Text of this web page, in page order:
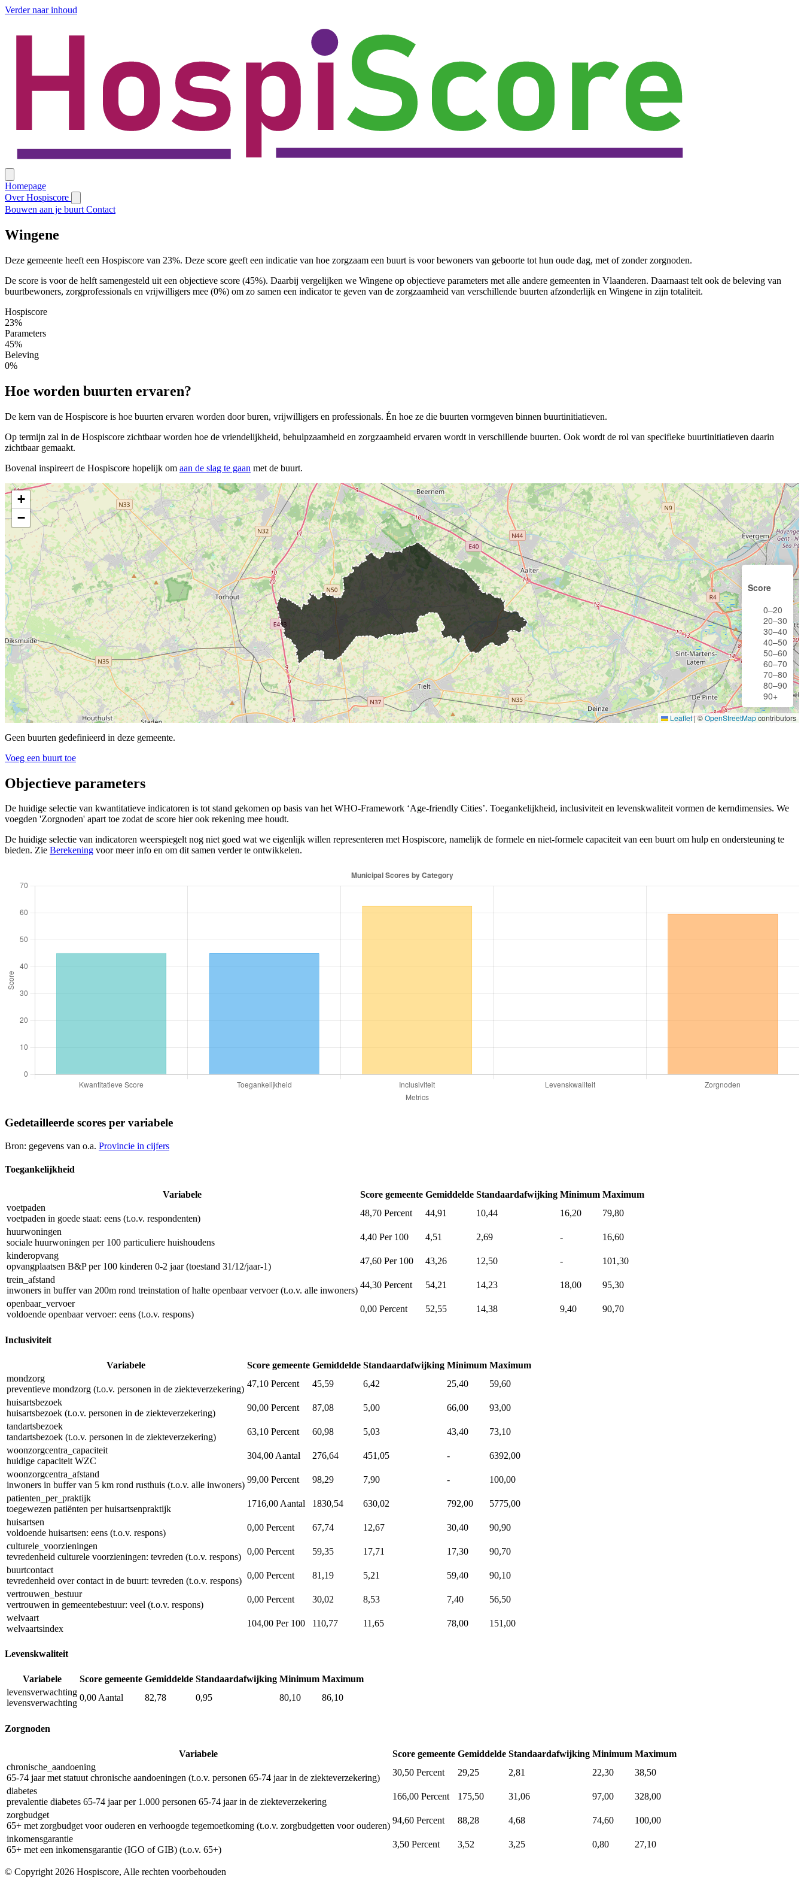
Verder naar inhoud
Homepage
Over Hospiscore
Bouwen aan je buurt Contact
Wingene
Deze gemeente heeft een Hospiscore van 23%. Deze score geeft een indicatie van hoe zorgzaam een buurt is voor bewoners van geboorte tot hun oude dag, met of zonder zorgnoden.
De score is voor de helft samengesteld uit een objectieve score (45%). Daarbij vergelijken we Wingene op objectieve parameters met alle andere gemeenten in Vlaanderen. Daarnaast telt ook de beleving van
buurtbewoners, zorgprofessionals en vrijwilligers mee (0%) om zo samen een indicator te geven van de zorgzaamheid van verschillende buurten afzonderlijk en Wingene in zijn totaliteit.
Hospiscore
23%
Parameters
45%
Beleving
0%
Hoe worden buurten ervaren?
De kern van de Hospiscore is hoe buurten ervaren worden door buren, vrijwilligers en professionals. Én hoe ze die buurten vormgeven binnen buurtinitiatieven.
Op termijn zal in de Hospiscore zichtbaar worden hoe de vriendelijkheid, behulpzaamheid en zorgzaamheid ervaren wordt in verschillende buurten. Ook wordt de rol van specifieke buurtinitiatieven daarin
zichtbaar gemaakt.
Bovenal inspireert de Hospiscore hopelijk om aan de slag te gaan met de buurt.
+
−
Score
0–20
20–30
30–40
40–50
50–60
60–70
70–80
80–90
90+
Leaflet|©OpenStreetMapcontributors
Geen buurten gedefinieerd in deze gemeente.
Voeg een buurt toe
Objectieve parameters
De huidige selectie van kwantitatieve indicatoren is tot stand gekomen op basis van het WHO-Framework ‘Age-friendly Cities’. Toegankelijkheid, inclusiviteit en levenskwaliteit vormen de kerndimensies. We
voegden 'Zorgnoden' apart toe zodat de score hier ook rekening mee houdt.
De huidige selectie van indicatoren weerspiegelt nog niet goed wat we eigenlijk willen representeren met Hospiscore, namelijk de formele en niet-formele capaciteit van een buurt om hulp en ondersteuning te
bieden. Zie Berekening voor meer info en om dit samen verder te ontwikkelen.
Gedetailleerde scores per variabele
Bron: gegevens van o.a. Provincie in cijfers
Toegankelijkheid
Variabele Score gemeente Gemiddelde Standaardafwijking Minimum Maximum
voetpaden
voetpaden in goede staat: eens (t.o.v. respondenten)
48,70 Percent 44,91 10,44 16,20
79,80
huurwoningen
sociale huurwoningen per 100 particuliere huishoudens
4,40 Per 100 4,51 2,69 -
16,60
kinderopvang
opvangplaatsen B&P per 100 kinderen 0-2 jaar (toestand 31/12/jaar-1)
47,60 Per 100 43,26 12,50 -
101,30
trein_afstand
inwoners in buffer van 200m rond treinstation of halte openbaar vervoer (t.o.v. alle inwoners)
44,30 Percent 54,21 14,23 18,00
95,30
openbaar_vervoer
voldoende openbaar vervoer: eens (t.o.v. respons)
0,00 Percent 52,55 14,38 9,40 90,70
Inclusiviteit
Variabele Score gemeente Gemiddelde Standaardafwijking Minimum Maximum
mondzorg
preventieve mondzorg (t.o.v. personen in de ziekteverzekering)
47,10 Percent 45,59 6,42 25,40
59,60
huisartsbezoek
huisartsbezoek (t.o.v. personen in de ziekteverzekering)
90,00 Percent 87,08 5,00 66,00
93,00
tandartsbezoek
tandartsbezoek (t.o.v. personen in de ziekteverzekering)
63,10 Percent 60,98 5,03 43,40
73,10
woonzorgcentra_capaciteit
huidige capaciteit WZC
304,00 Aantal 276,64 451,05 -
6392,00
woonzorgcentra_afstand
inwoners in buffer van 5 km rond rusthuis (t.o.v. alle inwoners)
99,00 Percent 98,29 7,90 -
100,00
patienten_per_praktijk
toegewezen patiënten per huisartsenpraktijk
1716,00 Aantal 1830,54 630,02 792,00
5775,00
huisartsen
voldoende huisartsen: eens (t.o.v. respons)
0,00 Percent 67,74 12,67 30,40
90,90
culturele_voorzieningen
tevredenheid culturele voorzieningen: tevreden (t.o.v. respons)
0,00 Percent 59,35 17,71 17,30
90,70
buurtcontact
tevredenheid over contact in de buurt: tevreden (t.o.v. respons)
0,00 Percent 81,19 5,21 59,40
90,10
vertrouwen_bestuur
vertrouwen in gemeentebestuur: veel (t.o.v. respons)
0,00 Percent 30,02 8,53 7,40
56,50
welvaart
welvaartsindex
104,00 Per 100 110,77 11,65 78,00 151,00
Levenskwaliteit
Variabele Score gemeente Gemiddelde Standaardafwijking Minimum Maximum
levensverwachting
levensverwachting
0,00Aantal 82,78 0,95 80,10 86,10
Zorgnoden
Variabele Score gemeente Gemiddelde Standaardafwijking Minimum Maximum
chronische_aandoening
65-74 jaar met statuut chronische aandoeningen (t.o.v. personen 65-74 jaar in de ziekteverzekering)
30,50 Percent 29,25 2,81 22,30
38,50
diabetes
prevalentie diabetes 65-74 jaar per 1.000 personen 65-74 jaar in de ziekteverzekering
166,00 Percent 175,50 31,06 97,00
328,00
zorgbudget
65+ met zorgbudget voor ouderen en verhoogde tegemoetkoming (t.o.v. zorgbudgetten voor ouderen)
94,60 Percent 88,28 4,68 74,60
100,00
inkomensgarantie
65+ met een inkomensgarantie (IGO of GIB) (t.o.v. 65+)
3,50 Percent 3,52 3,25 0,80 27,10
© Copyright 2026 Hospiscore, Alle rechten voorbehouden